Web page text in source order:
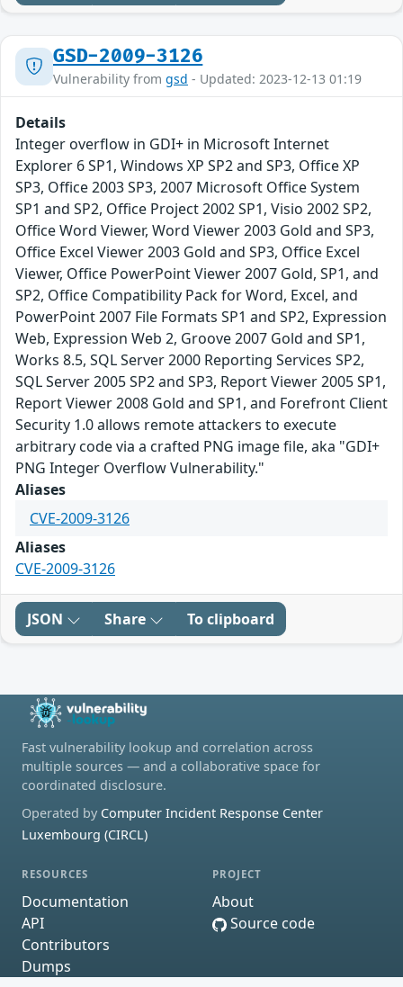
GSD-2009-3126
Vulnerability from gsd - Updated: 2023-12-13 01:19
Details
Integer overflow in GDI+ in Microsoft Internet
Explorer 6 SP1, Windows XP SP2 and SP3, Office XP
SP3, Office 2003 SP3, 2007 Microsoft Office System
SP1 and SP2, Office Project 2002 SP1, Visio 2002 SP2,
Office Word Viewer, Word Viewer 2003 Gold and SP3,
Office Excel Viewer 2003 Gold and SP3, Office Excel
Viewer, Office PowerPoint Viewer 2007 Gold, SP1, and
SP2, Office Compatibility Pack for Word, Excel, and
PowerPoint 2007 File Formats SP1 and SP2, Expression
Web, Expression Web 2, Groove 2007 Gold and SP1,
Works 8.5, SQL Server 2000 Reporting Services SP2,
SQL Server 2005 SP2 and SP3, Report Viewer 2005 SP1,
Report Viewer 2008 Gold and SP1, and Forefront Client
Security 1.0 allows remote attackers to execute
arbitrary code via a crafted PNG image file, aka "GDI+
PNG Integer Overflow Vulnerability."
Aliases
CVE-2009-3126
Aliases
CVE-2009-3126
JSON Share To clipboard
Fast vulnerability lookup and correlation across
multiple sources — and a collaborative space for
coordinated disclosure.
Operated by Computer Incident Response Center
Luxembourg (CIRCL)
RESOURCES
Documentation
API
Contributors
Dumps
PROJECT
About
Source code